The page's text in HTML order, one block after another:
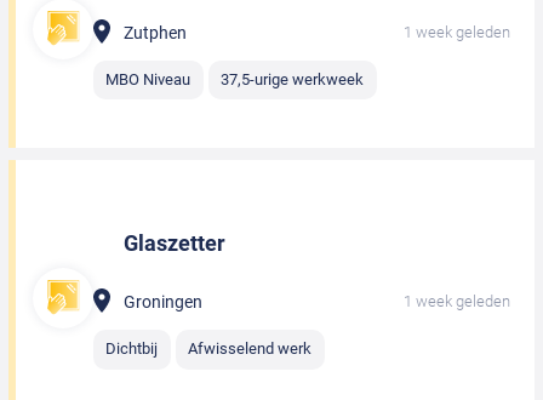
Zutphen 1 week geleden
MBO Niveau 37,5-urige werkweek
Glaszetter
Groningen 1 week geleden
Dichtbij Afwisselend werk